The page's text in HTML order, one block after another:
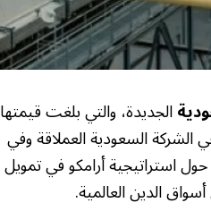
الجديدة، والتي بلغت قيمتها
في الشركة السعودية العملاقة وفي
استراتيجية أرامكو في تمويل
الدين العالمية.